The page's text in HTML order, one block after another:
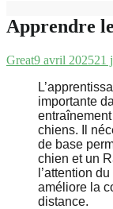
Apprendre
Great9 avril 202521
importante
chiens. Il
de base
chien et un
l’attention
améliore la
distance.